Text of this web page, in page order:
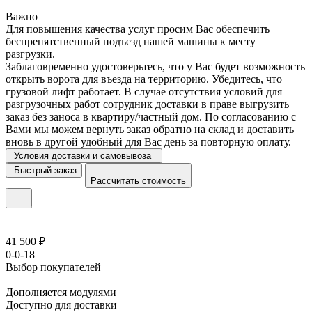
Важно
Для повышения качества услуг просим Вас обеспечить
беспрепятственный подъезд нашей машины к месту
разгрузки.
Заблаговременно удостоверьтесь, что у Вас будет возможность
открыть ворота для въезда на территорию. Убедитесь, что
грузовой лифт работает. В случае отсутствия условий для
разгрузочных работ сотрудник доставки в праве выгрузить
заказ без заноса в квартиру/частный дом. По согласованию с
Вами мы можем вернуть заказ обратно на склад и доставить
вновь в другой удобный для Вас день за повторную оплату.
Условия доставки и самовывоза
Быстрый заказ
Рассчитать стоимость
41 500 ₽
0-0-18
Выбор покупателей
Дополняется модулями
Доступно для доставки